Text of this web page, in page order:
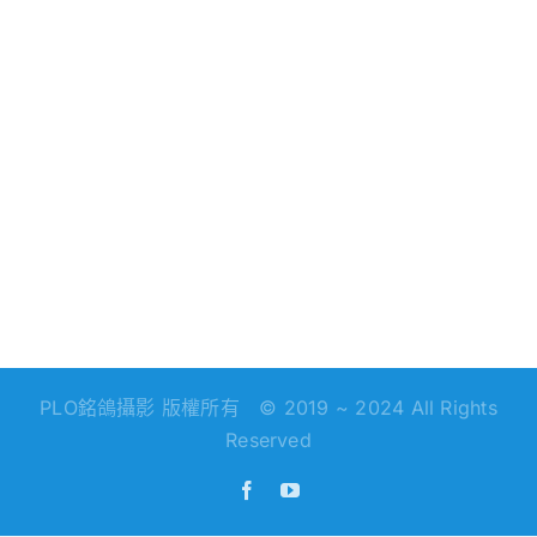
PLO銘鴿攝影 版權所有 © 2019 ~ 2024 All Rights
Reserved
FacebookYouTube